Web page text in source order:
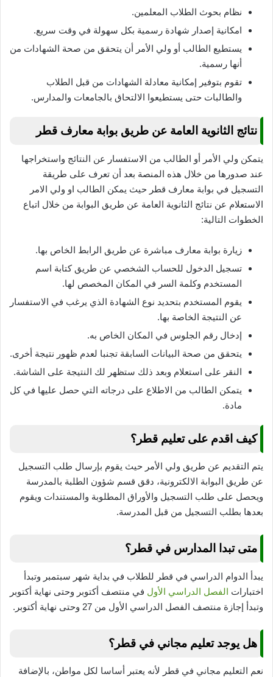
نظام بحوث الطلاب المعلمين.
امكانية إصدار شهادة رسمية بكل سهولة في وقت سريع.
يستطيع الطالب أو ولي الأمر أن يتحقق من صحة الشهادات من
أنها رسمية.
تقوم بتوفير إمكانية معادلة الشهادات من قبل الطلاب
والطالبات حتى يستطيعوا الالتحاق بالجامعات والمدارس.
نتائج الثانوية العامة عن طريق بوابة معارف قطر
يتمكن ولي الأمر أو الطالب من الاستفسار عن النتائج واستخراجها
عند صدورها من خلال هذه المنصة بعد أن تعرف على طريقة
التسجيل في بوابة معارف قطر حيث يمكن الطالب او ولي الامر
الاستعلام عن نتائج الثانوية العامة عن طريق البوابة من خلال اتباع
الخطوات التالية:
زيارة بوابة معارف مباشرة عن طريق الرابط الخاص بها.
تسجيل الدخول للحساب الشخصي عن طريق كتابة اسم
المستخدم وكلمة السر في المكان المخصص لها.
يقوم المستخدم بتحديد نوع الشهادة الذي يرغب في الاستفسار
عن النتيجة الخاصة بها.
إدخال رقم الجلوس في المكان الخاص به.
يتحقق من صحة البيانات السابقة تجنبا لعدم ظهور نتيجة أخرى.
النقر على استعلام وبعد ذلك ستظهر لك النتيجة على الشاشة.
يتمكن الطالب من الاطلاع على درجاته التي حصل عليها في كل
مادة.
كيف اقدم على تعليم قطر؟
يتم التقديم عن طريق ولي الأمر حيث يقوم بإرسال طلب التسجيل
عن طريق البوابة الالكترونية، دقق قسم شؤون الطلبة بالمدرسة
ويحصل على طلب التسجيل والأوراق المطلوبة والمستندات ويقوم
بعدها بطلب التسجيل من قبل المدرسة.
متى تبدا المدارس في قطر؟
يبدأ الدوام الدراسي في قطر للطلاب في بداية شهر سبتمبر وتبدأ
اختبارات الفصل الدراسي الأول في منتصف أكتوبر وحتى نهاية أكتوبر
وتبدأ إجازة منتصف الفصل الدراسي الأول من 27 وحتى نهاية أكتوبر.
هل يوجد تعليم مجاني في قطر؟
نعم التعليم مجاني في قطر لأنه يعتبر أساسا لكل مواطن، بالإضافة